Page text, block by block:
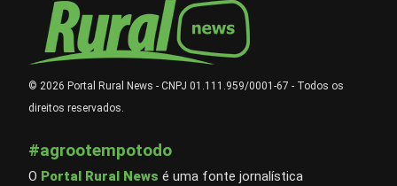
© 2026 Portal Rural News - CNPJ 01.111.959/0001-67 - Todos os
direitos reservados.
#agrootempotodo
O Portal Rural News é uma fonte jornalística